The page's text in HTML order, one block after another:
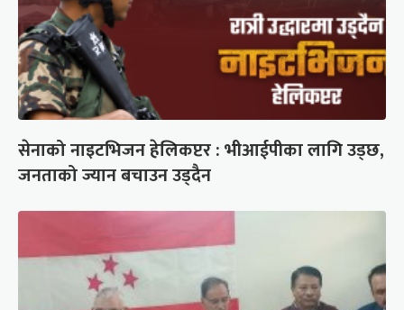
सेनाको नाइटभिजन हेलिकप्टर : भीआईपीका लागि उड्छ,
जनताको ज्यान बचाउन उड्दैन